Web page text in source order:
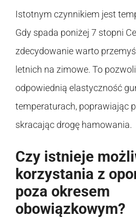
Istotnym czynnikiem jest
Gdy spada poniżej 7 stopni
zdecydowanie warto
letnich na zimowe. To
odpowiednią elastyczność
temperaturach, poprawiając
skracając drogę hamowania.
Czy istnieje
korzystania z
poza okresem
obowiązkowym?